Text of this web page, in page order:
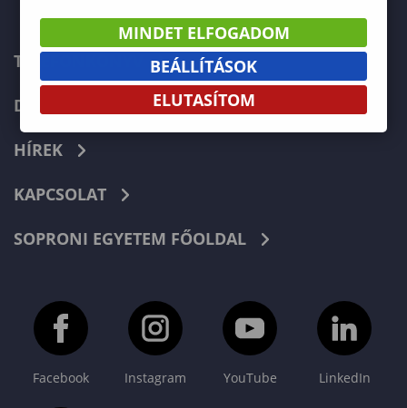
TELEFONKÖNYV
DOKUMENTUMOK
HÍREK
KAPCSOLAT
SOPRONI EGYETEM FŐOLDAL
Facebook Instagram YouTube LinkedIn
MINDET ELFOGADOM
BEÁLLÍTÁSOK
ELUTASÍTOM